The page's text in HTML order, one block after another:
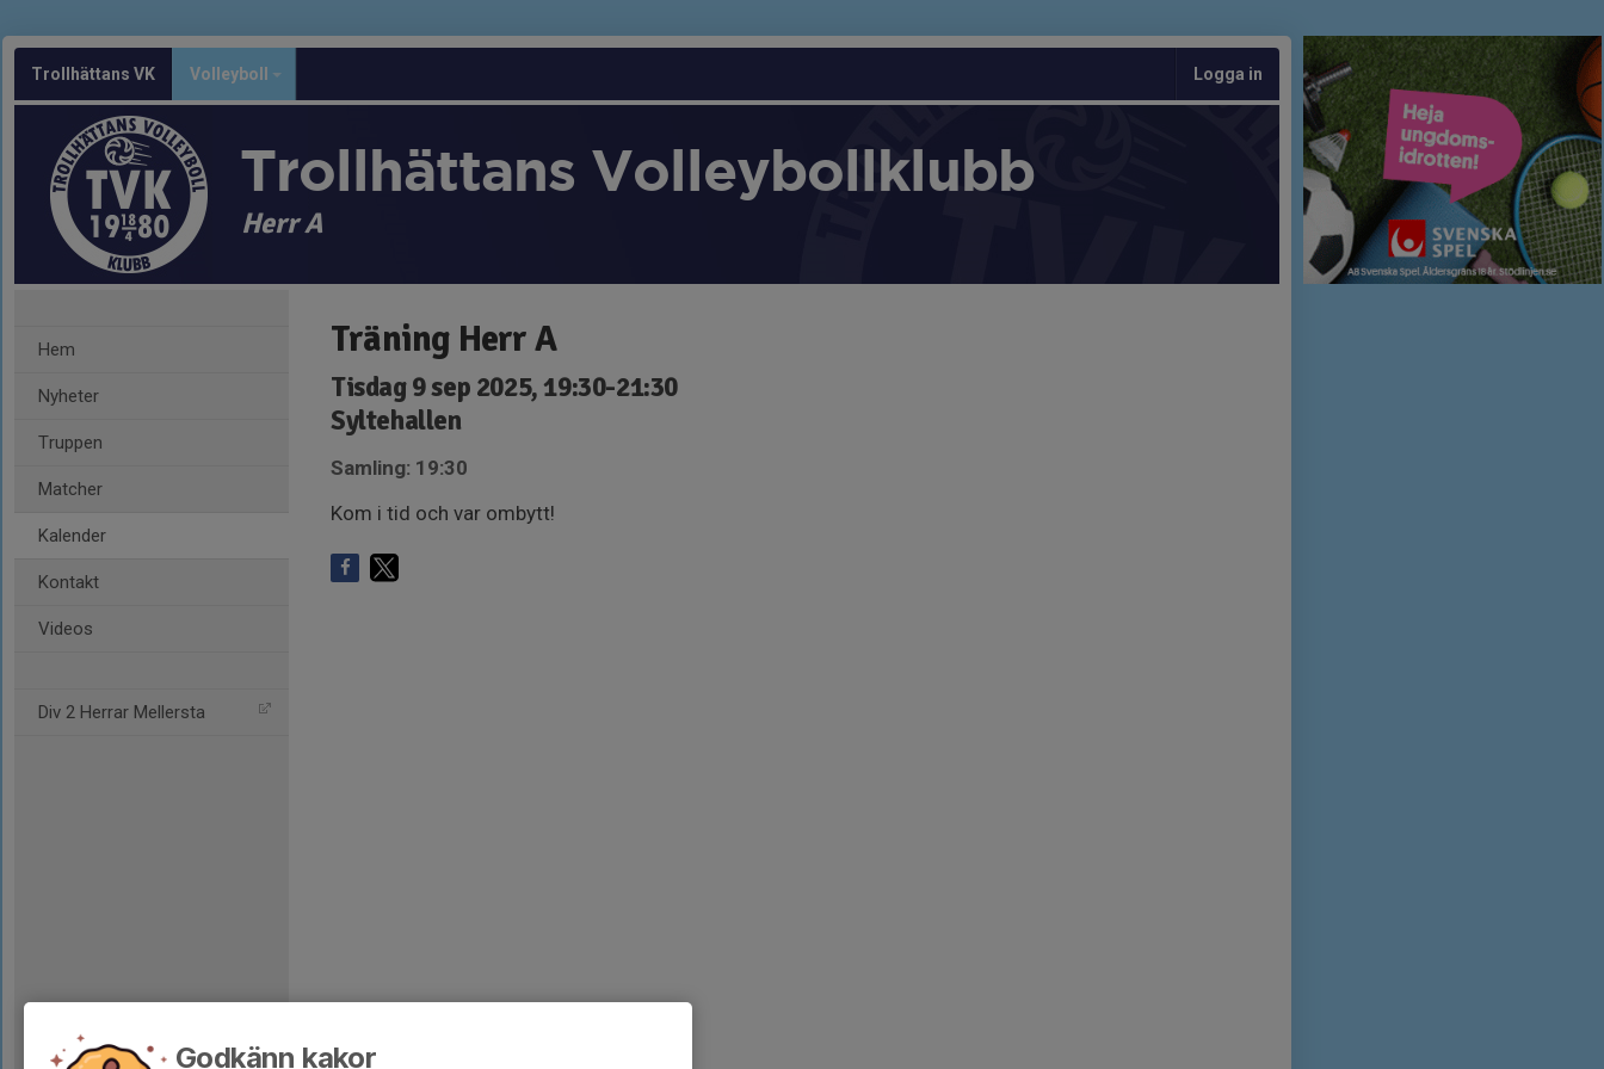
Trollhättans VK Volleyboll Logga in
Trollhättans Volleybollklubb
Herr A
Hem
Nyheter
Truppen
Matcher
Kalender
Kontakt
Videos
Div 2 Herrar Mellersta
Träning Herr A
Tisdag 9 sep 2025, 19:30-21:30
Syltehallen
Samling: 19:30
Kom i tid och var ombytt!
Godkänn kakor